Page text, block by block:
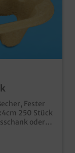
Fester
250 Stück